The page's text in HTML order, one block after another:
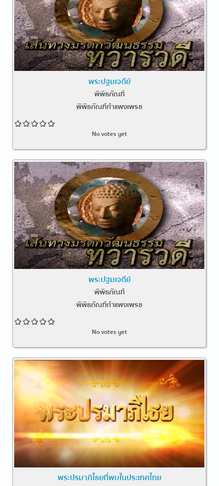
พระปฐมเจดีย์
พิพิธภัณฑ์
พิพิธภัณฑ์กำแพงเพรช
No votes yet
พระปฐมเจดีย์
พิพิธภัณฑ์
พิพิธภัณฑ์กำแพงเพรช
No votes yet
พระปรมาภิไธยที่พบในประเทศไทย